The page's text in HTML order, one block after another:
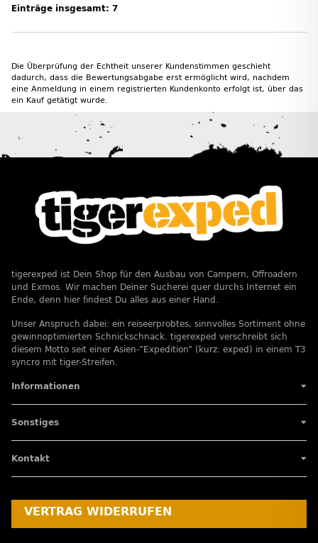
Einträge insgesamt: 7
Die Überprüfung der Echtheit unserer Kundenstimmen geschieht
dadurch, dass die Bewertungsabgabe erst ermöglicht wird, nachdem
eine Anmeldung in einem registrierten Kundenkonto erfolgt ist, über das
ein Kauf getätigt wurde.
tigerexped ist Dein Shop für den Ausbau von Campern, Offroadern
und Exmos. Wir machen Deiner Sucherei quer durchs Internet ein
Ende, denn hier findest Du alles aus einer Hand.
Unser Anspruch dabei: ein reiseerprobtes, sinnvolles Sortiment ohne
gewinnoptimierten Schnickschnack. tigerexped verschreibt sich
diesem Motto seit einer Asien-”Expedition” (kurz: exped) in einem T3
syncro mit tiger-Streifen.
Informationen
Sonstiges
Kontakt
VERTRAG WIDERRUFEN